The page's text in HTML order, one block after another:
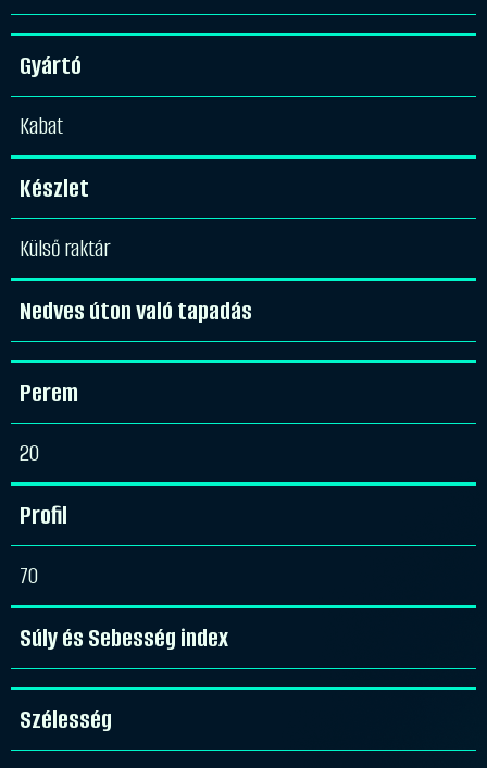
Gyártó
Kabat
Készlet
Külső raktár
Nedves úton való tapadás
Perem
20
Profil
70
Súly és Sebesség index
Szélesség